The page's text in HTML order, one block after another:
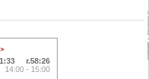
58:25
14:00 - 15:00